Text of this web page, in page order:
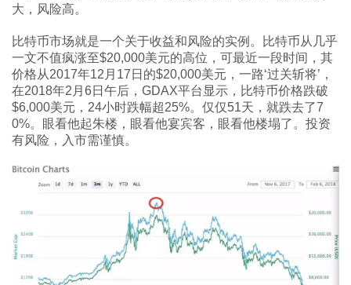
大，风险高。
比特币市场就是一个关于收益和风险的实例。比特币从几乎
一文不值疯涨至$20,000美元的高位，可最近一段时间，其
价格从2017年12月17日的$20,000美元，一路‘过关斩将’，
在2018年2月6日午后，GDAX平台显示，比特币价格跌破
$6,000美元，24小时跌幅超25%。仅仅51天，就跌去了7
0%。眼看他起朱楼，眼看他宴宾客，眼看他楼塌了。投资
有风险，入市需谨慎。